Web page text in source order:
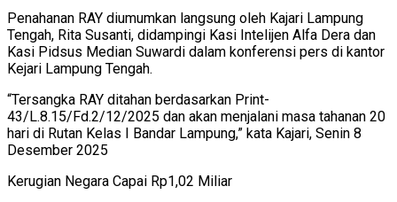
Penahanan RAY diumumkan langsung oleh Kajari Lampung
Tengah, Rita Susanti, didampingi Kasi Intelijen Alfa Dera dan
Kasi Pidsus Median Suwardi dalam konferensi pers di kantor
Kejari Lampung Tengah.
“Tersangka RAY ditahan berdasarkan Print-
43/L.8.15/Fd.2/12/2025 dan akan menjalani masa tahanan 20
hari di Rutan Kelas I Bandar Lampung,” kata Kajari, Senin 8
Desember 2025
Kerugian Negara Capai Rp1,02 Miliar